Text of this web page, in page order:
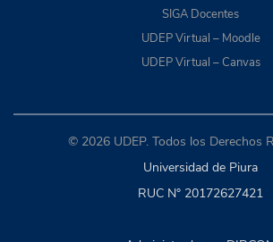
SIGA Docentes
UDEP Virtual – Moodle
UDEP Virtual – Canvas
© 2026 UDEP. Todos los Derechos
Universidad de Piura
RUC N° 20172627421